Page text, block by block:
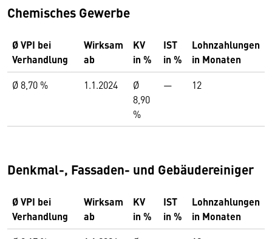
Chemisches Gewerbe
Ø VPI bei
Verhandlung
Wirksam
ab
KV
in %
IST
in %
Lohnzahlungen
in Monaten
Ø 8,70 % 1.1.2024
Ø
8,90
%
— 12
Denkmal-, Fassaden- und Gebäudereiniger
Ø VPI bei
Verhandlung
Wirksam
ab
KV
in %
IST
in %
Lohnzahlungen
in Monaten